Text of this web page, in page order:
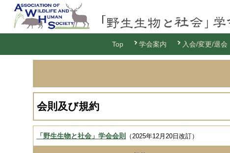
Top 学会案内 入会/変更/退会
会則及び規約
「野生生物と社会」学会会則 （2025年12月20日改訂）